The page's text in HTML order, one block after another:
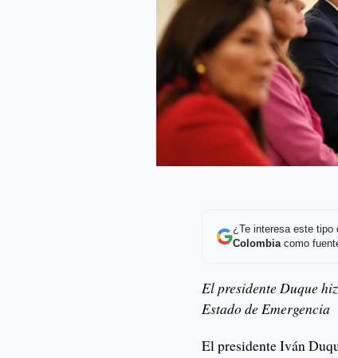
¿Te interesa este tipo
Colombiacomo
El presidente Duque
Estado de Emergencia
El presidente Iván